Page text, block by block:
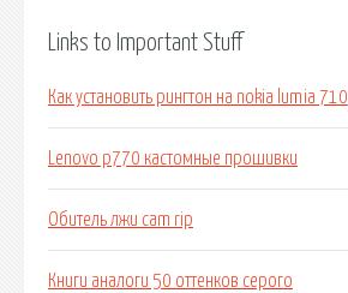
Links to Important Stuff
Как установить рингтон на nokia lumia 710
Lenovo p770 кастомные прошивки
Обитель лжи cam rip
Книги аналоги 50 оттенков серого